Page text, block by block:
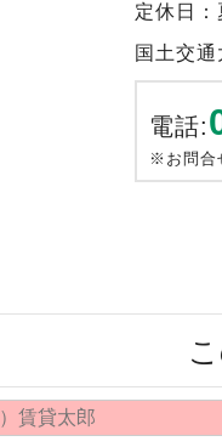
定休日：
国土交
電話:
※お問合